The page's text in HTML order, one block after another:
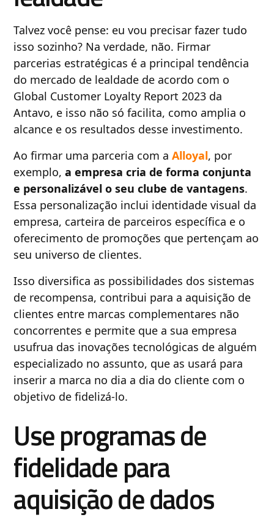
Talvez você pense: eu vou precisar fazer tudo
isso sozinho? Na verdade, não. Firmar
parcerias estratégicas é a principal tendência
do mercado de lealdade de acordo com o
Global Customer Loyalty Report 2023 da
Antavo, e isso não só facilita, como amplia o
alcance e os resultados desse investimento.
Ao firmar uma parceria com aAlloyal, por
exemplo,a empresa cria de forma conjunta
e personalizável o seu clube de vantagens.
Essa personalização inclui identidade visual da
empresa, carteira de parceiros específica e o
oferecimento de promoções que pertençam ao
seu universo de clientes.
Isso diversifica as possibilidades dos sistemas
de recompensa, contribui para a aquisição de
clientes entre marcas complementares não
concorrentes e permite que a sua empresa
usufrua das inovações tecnológicas de alguém
especializado no assunto, que as usará para
inserir a marca no dia a dia do cliente com o
objetivo de fidelizá-lo.
Use programas de
fidelidade para
aquisição de dados